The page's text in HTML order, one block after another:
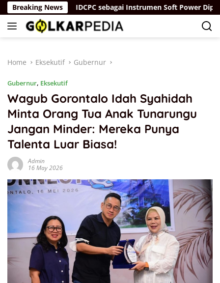
Skip
to
content
Breaking NewsIDCPC sebagai Instrumen Soft Power
Home Eksekutif Gubernur
Gubernur, Eksekutif
Wagub Gorontalo Idah Syahidah
Minta Orang Tua Anak Tunarungu
Jangan Minder: Mereka Punya
Talenta Luar Biasa!
Admin
16 May 2026